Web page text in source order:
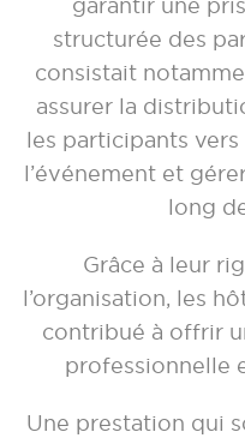
garantir une
structurée des
consistait
assurer la
les participants
l’événement et
long
Grâce à leur
l’organisation, les
contribué à offrir
professionnelle
Une prestation qui